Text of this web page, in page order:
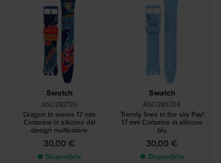
Swatch
ASO28Z125
Dragon in waves 17 mm
Cinturino in silicone dal
design multicolore
30,00 €
● Disponibile
Swatch
ASO28S704
Trendy lines in the sky Pay!
17 mm Cinturino in silicone
blu
30,00 €
● Disponibile